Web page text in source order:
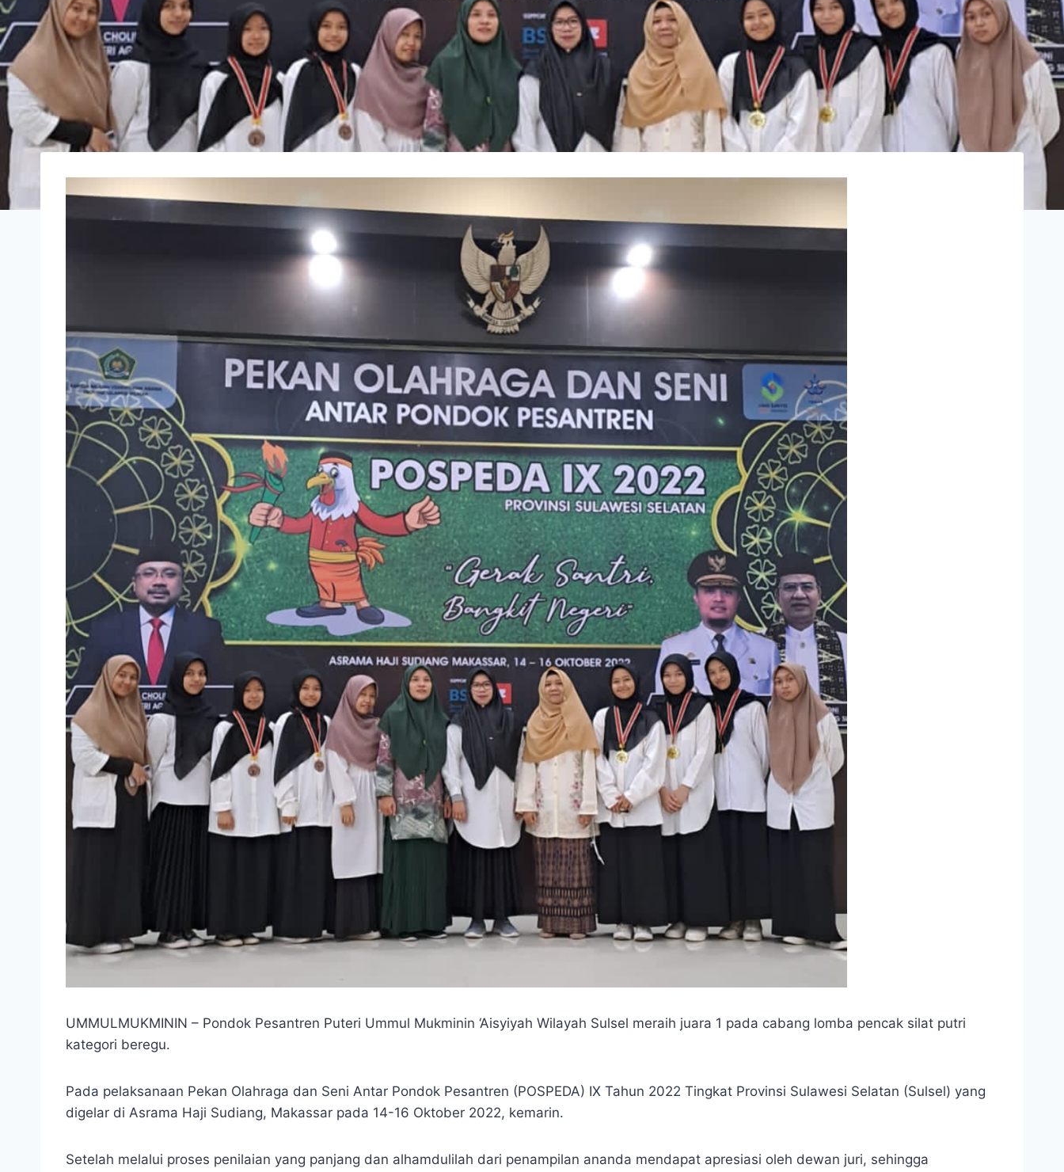
UMMULMUKMININ – Pondok Pesantren Puteri Ummul Mukminin ‘Aisyiyah Wilayah Sulsel meraih juara 1 pada cabang lomba pencak silat putri
kategori beregu.
Pada pelaksanaan Pekan Olahraga dan Seni Antar Pondok Pesantren (POSPEDA) IX Tahun 2022 Tingkat Provinsi Sulawesi Selatan (Sulsel) yang
digelar di Asrama Haji Sudiang, Makassar pada 14-16 Oktober 2022, kemarin.
Setelah melalui proses penilaian yang panjang dan alhamdulilah dari penampilan ananda mendapat apresiasi oleh dewan juri, sehingga